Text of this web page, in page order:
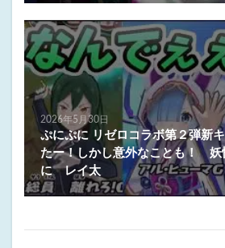
2026年5月30日
ぷにぷに リゼロコラボ第２弾新
たー！しかし意外なことも！ 妖
に レイ太